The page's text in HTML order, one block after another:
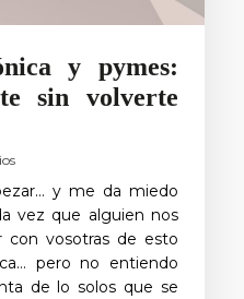
y pymes:
sin volverte
y me da miedo
vez que alguien nos
con vosotras de esto
pero no entiendo
de lo solos que se